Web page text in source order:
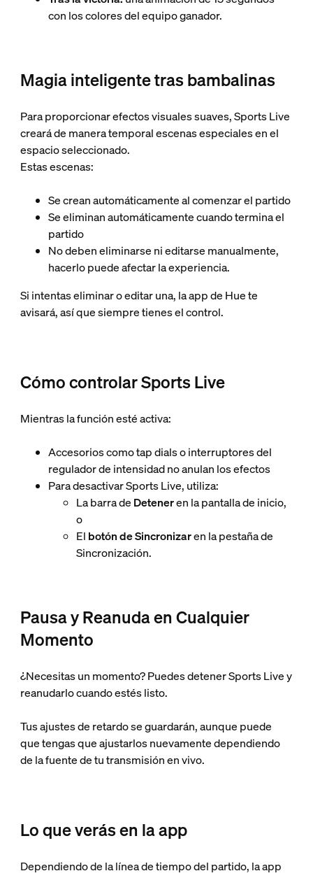
con los colores del equipo ganador.
Magia inteligente tras bambalinas
Para proporcionar efectos visuales suaves, Sports Live
creará de manera temporal escenas especiales en el
espacio seleccionado.
Estas escenas:
Se crean automáticamente al comenzar el partido
Se eliminan automáticamente cuando termina el
partido
No deben eliminarse ni editarse manualmente,
hacerlo puede afectar la experiencia.
Si intentas eliminar o editar una, la app de Hue te
avisará, así que siempre tienes el control.
Cómo controlar Sports Live
Mientras la función esté activa:
Accesorios como tap dials o interruptores del
regulador de intensidad no anulan los efectos
Para desactivar Sports Live, utiliza:
La barra de Deteneren la pantalla de inicio,
o
El botón de Sincronizaren la pestaña de
Sincronización.
Pausa y Reanuda en Cualquier
Momento
¿Necesitas un momento? Puedes detener Sports Live y
reanudarlo cuando estés listo.
Tus ajustes de retardo se guardarán, aunque puede
que tengas que ajustarlos nuevamente dependiendo
de la fuente de tu transmisión en vivo.
Lo que verás en la app
Dependiendo de la línea de tiempo del partido, la app